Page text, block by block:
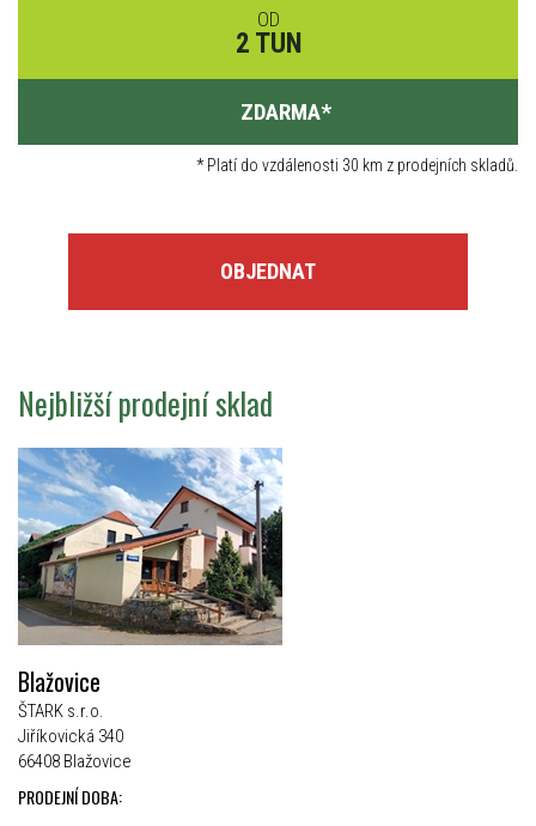
OD
2 TUN
ZDARMA*
*Platí do vzdálenosti 30 km z prodejních skladů.
OBJEDNAT
Nejbližší prodejní sklad
Blažovice
ŠTARK s.r.o.
Jiříkovická 340
66408 Blažovice
PRODEJNÍ DOBA: